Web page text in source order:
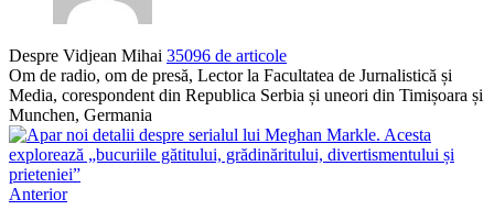
Despre Vidjean Mihai 35096 de articole
Om de radio, om de presă, Lector la Facultatea de Jurnalistică și
Media, corespondent din Republica Serbia și uneori din Timișoara și
Munchen, Germania
Anterior